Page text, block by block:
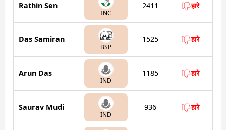
Rathin Sen
INC
2411 हारे
Das Samiran
BSP
1525 हारे
Arun Das
IND
1185 हारे
Saurav Mudi
IND
936 हारे